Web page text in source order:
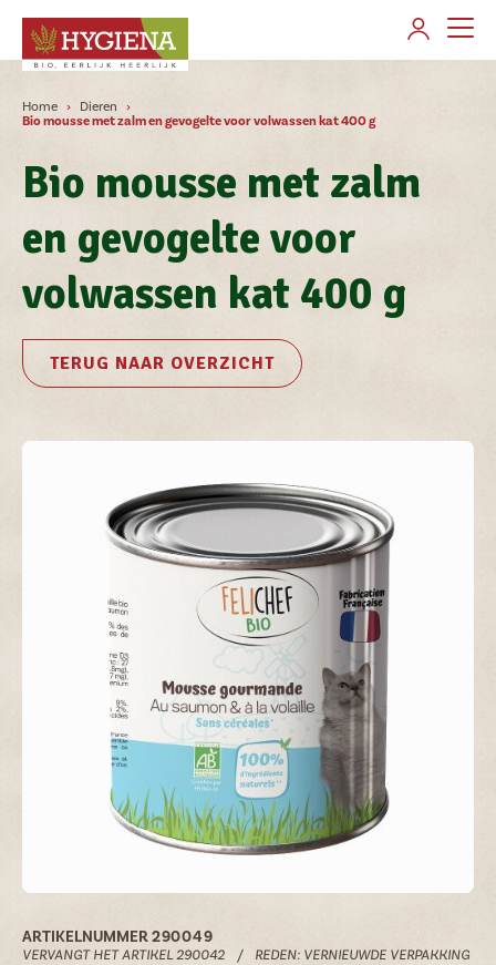
AANMELDEN
Over Hygiena
Merken
Producten gamma's
Verkooppunten
Contact
Veelgestelde vragen
Vacatures
NL FR
Home
Dieren
Bio mousse met zalm en gevogelte voor volwassen kat 400 g
Bio mousse met zalm
en gevogelte voor
volwassen kat 400 g
TERUG NAAR OVERZICHT
ARTIKELNUMMER290049
VERVANGT HET ARTIKEL 290042 / REDEN: VERNIEUWDE VERPAKKING